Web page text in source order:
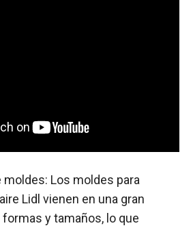
moldes: Los moldes para
Lidl vienen en una gran
formas y tamaños, lo que